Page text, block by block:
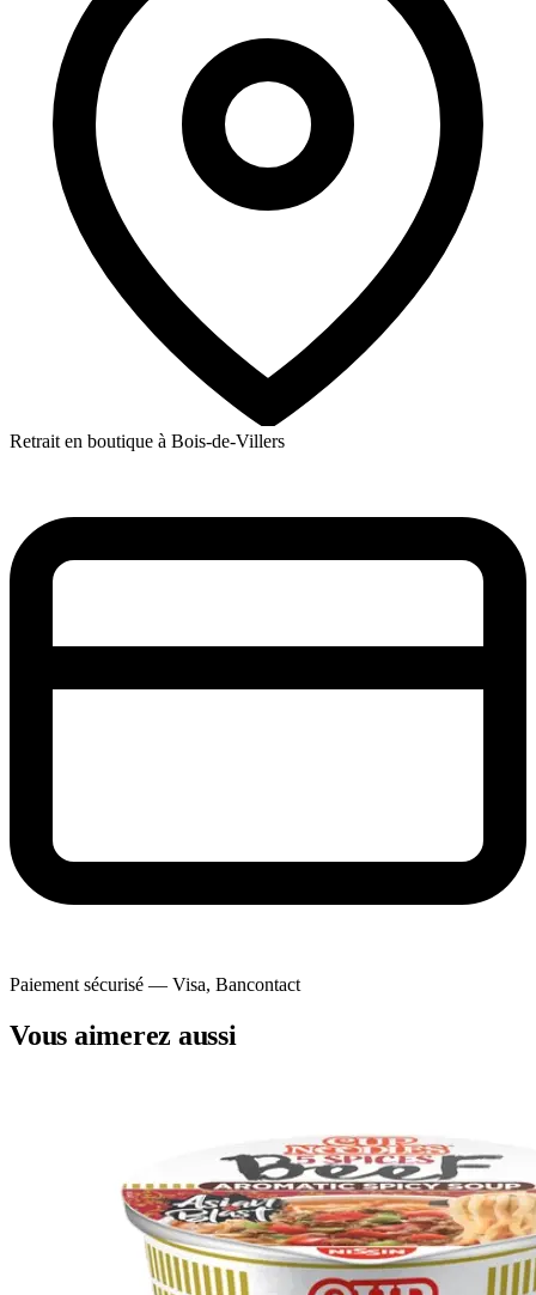
Retrait en boutique à Bois-de-Villers
Paiement sécurisé — Visa, Bancontact
Vous aimerez aussi